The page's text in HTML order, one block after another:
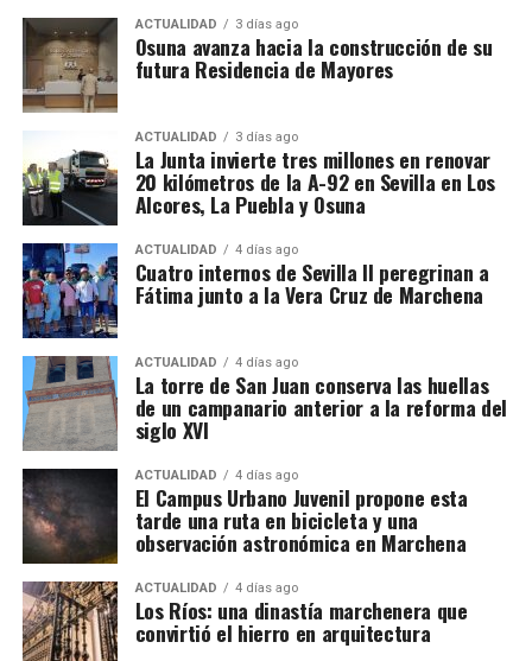
adaptarse al exigente nivel del COAC, trabajando en
aspectos como la afinación, interpretación y puesta
en escena. La chirigota presentará letras y músicas
originales que combinan humor y crítica social. Si
bien el objetivo principal es disfrutar y aprender de
la experiencia, «Los Triana» aspiran a dejar una
impresión positiva en el público y el jurado,
ACTUALIDAD 3 días ago
Osuna avanza hacia la construcción de su
futura Residencia de Mayores
ACTUALIDAD 3 días ago
La Junta invierte tres millones en renovar
20 kilómetros de la A-92 en Sevilla en Los
Alcores, La Puebla y Osuna
ACTUALIDAD 4 días ago
Cuatro internos de Sevilla II peregrinan a
Fátima junto a la Vera Cruz de Marchena
ACTUALIDAD 4 días ago
La torre de San Juan conserva las huellas
de un campanario anterior a la reforma del
siglo XVI
ACTUALIDAD 4 días ago
El Campus Urbano Juvenil propone esta
tarde una ruta en bicicleta y una
observación astronómica en Marchena
ACTUALIDAD 4 días ago
Los Ríos: una dinastía marchenera que
convirtió el hierro en arquitectura